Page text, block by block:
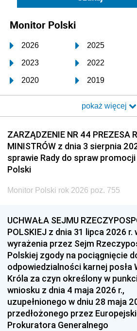
Monitor Polski
2026 2025
2023 2022
2020 2019
2017 2016
2014 2013
2011 2010
2008 2007
2005
1996 1995
1993 1992
1990 1989
1987 1986
1984 1983
1981 1980
1978 1977
pokaż więcej
ZARZĄDZENIE NR 44 PREZESA
MINISTRÓW z dnia 3 sierpnia
sprawie Rady do spraw
Polski
Monitor Polski rok 2026 poz. 755
UCHWAŁA SEJMU
POLSKIEJ z dnia 31 lipca 2026 r.
wyrażenia przez Sejm
Polskiej zgody na pociągnięcie
odpowiedzialności karnej posła
Króla za czyn określony w
wniosku z dnia 4 maja 2026 r.,
uzupełnionego w dniu 28 maja
przedłożonego przez
Prokuratora Generalnego